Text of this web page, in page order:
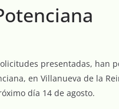
presentadas, han
en Villanueva de la
día 14 de agosto.